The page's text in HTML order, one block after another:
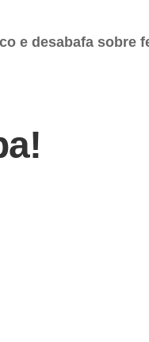
e desabafa sobre